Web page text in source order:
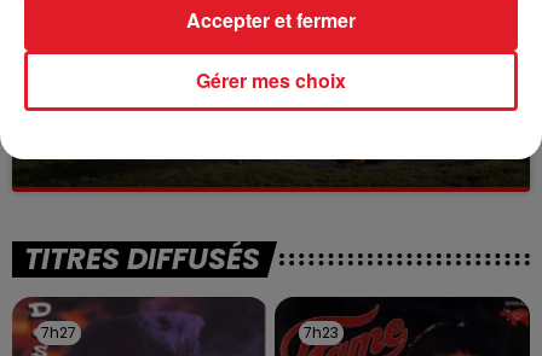
LA BASE DE LOISIRS
La victime a coulé à pic
TITRES DIFFUSÉS
7h27
7h27 7h23
7h23
Gérer mes choix
Accepter et fermer